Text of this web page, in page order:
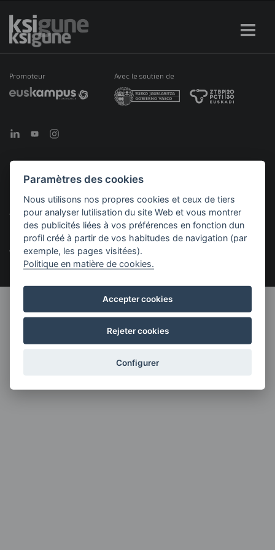
Promoteur Avec le soutien de
Menú
legales
Mentions
légales
Politique en matière de
cookies
Politique de
confidentialité
Paramètres des cookies
Nous utilisons nos propres cookies et ceux de tiers
pour analyser lutilisation du site Web et vous montrer
des publicités liées à vos préférences en fonction dun
profil créé à partir de vos habitudes de navigation (par
exemple, les pages visitées).
Politique en matière de cookies.
Accepter cookies
Rejeter cookies
Configurer